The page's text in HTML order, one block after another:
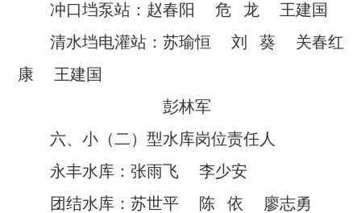
冲口垱泵站：赵春阳 危 龙 王建国
清水垱电灌站：苏瑜恒 刘 葵 关春
康 王建国
彭林军
六、小（二）型水库岗位责任人
永丰水库：张雨飞 李少安
团结水库：苏世平 陈 依 廖志勇